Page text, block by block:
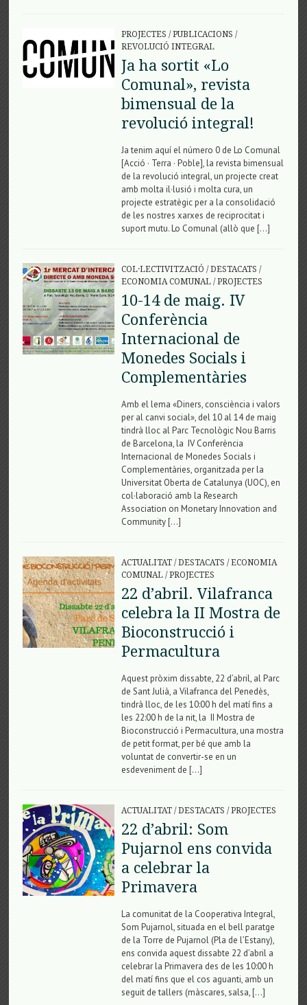
PROJECTES /PUBLICACIONS /
REVOLUCIÓ INTEGRAL
Ja ha sortit «Lo
Comunal», revista
bimensual de la
revolució integral!
Ja tenim aquí el número 0 de Lo Comunal
[Acció · Terra · Poble], la revista bimensual
de la revolució integral, un projecte creat
amb molta il·lusió i molta cura, un
projecte estratègic per a la consolidació
de les nostres xarxes de reciprocitat i
suport mutu. Lo Comunal (allò que […]
COL·LECTIVITZACIÓ /DESTACATS /
ECONOMIA COMUNAL/PROJECTES
10-14 de maig. IV
Conferència
Internacional de
Monedes Socials i
Complementàries
Amb el lema «Diners, consciència i valors
per al canvi social», del 10 al 14 de maig
tindrà lloc al Parc Tecnològic Nou Barris
de Barcelona, la IV Conferència
Internacional de Monedes Socials i
Complementàries, organitzada per la
Universitat Oberta de Catalunya (UOC), en
col·laboració amb la Research
Association on Monetary Innovation and
Community […]
ACTUALITAT/DESTACATS /ECONOMIA
COMUNAL/PROJECTES
22 d’abril. Vilafranca
celebra la II Mostra de
Bioconstrucció i
Permacultura
Aquest pròxim dissabte, 22 d’abril, al Parc
de Sant Julià, a Vilafranca del Penedès,
tindrà lloc, de les 10:00 h del matí fins a
les 22:00 h de la nit, la II Mostra de
Bioconstrucció i Permacultura, una mostra
de petit format, per bé que amb la
voluntat de convertir-se en un
esdeveniment de […]
ACTUALITAT/DESTACATS /PROJECTES
22 d’abril: Som
Pujarnol ens convida
a celebrar la
Primavera
La comunitat de la Cooperativa Integral,
Som Pujarnol, situada en el bell paratge
de la Torre de Pujarnol (Pla de l’Estany),
ens convida aquest dissabte 22 d’abril a
celebrar la Primavera des de les 10:00 h
del matí fins que el cos aguanti, amb un
seguit de tallers (màscares, salsa, […]